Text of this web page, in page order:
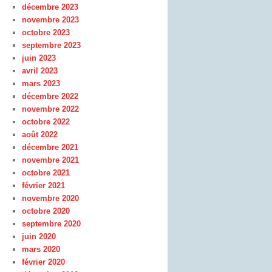
décembre 2023
novembre 2023
octobre 2023
septembre 2023
juin 2023
avril 2023
mars 2023
décembre 2022
novembre 2022
octobre 2022
août 2022
décembre 2021
novembre 2021
octobre 2021
février 2021
novembre 2020
octobre 2020
septembre 2020
juin 2020
mars 2020
février 2020